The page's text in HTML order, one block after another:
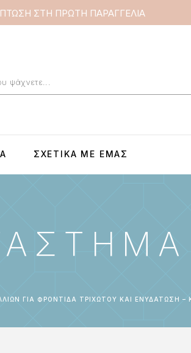
ΣΤΗ ΠΡΩΤΗ ΠΑΡΑΓΓΕΛΙΑ
ΣΧΕΤΙΚΆ ΜΕ ΕΜΆΣ
ΓΙΑ ΦΡΟΝΤΊΔΑ ΤΡΙΧΩΤΟΎ ΚΑΙ ΕΝΥΔΆΤΩΣΗ –